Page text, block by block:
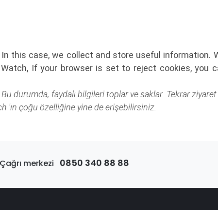
this case, we collect and store useful information.
If your browser is set to reject cookies, you
durumda, faydalı bilgileri toplar ve saklar. Tekrar
'ın çoğu özelliğine yine de erişebilirsiniz.
Çağrı merkezi 0850 340 88 88